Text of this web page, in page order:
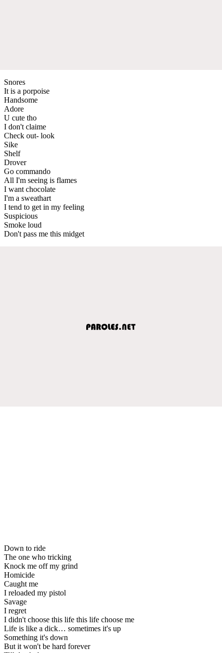
Snores
It is a porpoise
Handsome
Adore
U cute tho
I don't claime
Check out- look
Sike
Shelf
Drover
Go commando
All I'm seeing is flames
I want chocolate
I'm a sweathart
I tend to get in my feeling
Suspicious
Smoke loud
Don't pass me this midget
Down to ride
The one who tricking
Knock me off my grind
Homicide
Caught me
I reloaded my pistol
Savage
I regret
I didn't choose this life this life choose me
Life is like a dick… sometimes it's up
Something it's down
But it won't be hard forever